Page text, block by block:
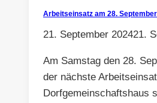
Arbeitseinsatz am 28.
21. September 202421.
Am Samstag den 28.
der nächste
Dorfgemeinschaftshaus